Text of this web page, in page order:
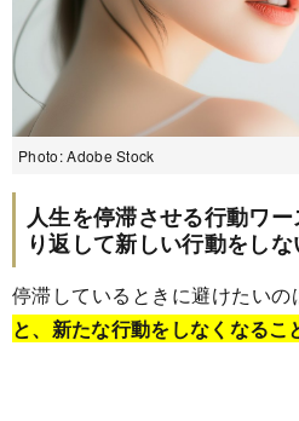
Photo: Adobe Stock
人生を停滞させる行動ワ
り返して新しい行動をしな
停滞しているときに避けたいの
と、新たな行動をしなくなるこ